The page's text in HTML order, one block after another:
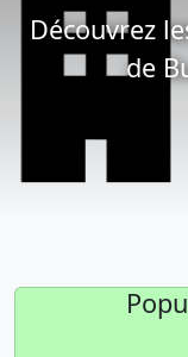
Découvrez
de